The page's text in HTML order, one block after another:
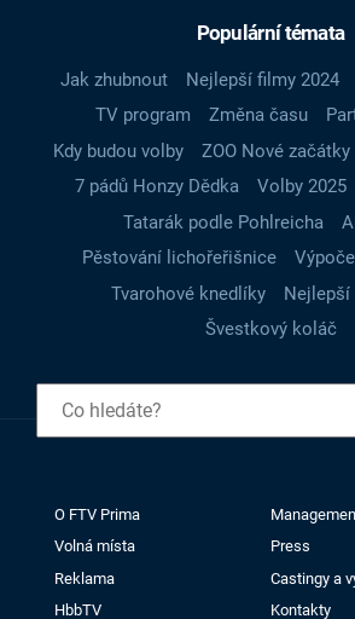
Populární témata
Jak zhubnout Nejlepší filmy 2024
TV program
Změna času
Kdy budou volby
ZOO Nové začátky
7 pádů Honzy Dědka
Volby 2025
Tatarák podle Pohlreicha
Pěstování lichořeřišnice
Tvarohové knedlíky
Nejlepší
Švestkový koláč
O FTV Prima
Volná místa
Press
Reklama
Castingy a
HbbTV
Kontakty